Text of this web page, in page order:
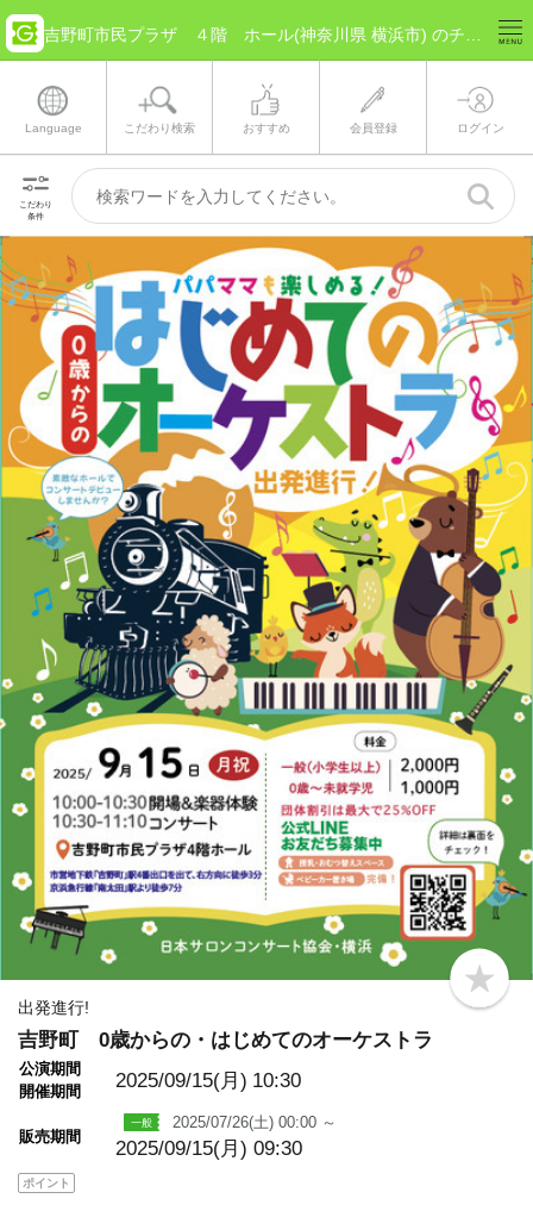
Language こだわり検索 おすすめ 会員登録 ログイン
こだわり
条件
b
o
出発進行!
吉野町 0歳からの・はじめてのオーケストラ
公演期間
開催期間
2025/09/15(月) 10:30
販売期間
2025/07/26(土) 00:00 ～
2025/09/15(月) 09:30
ポイント